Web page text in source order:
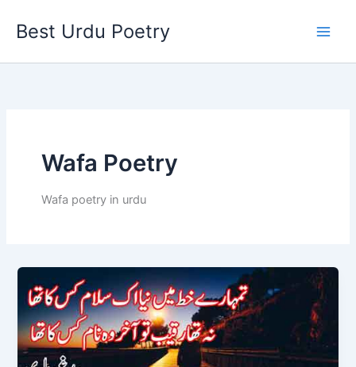
Best Urdu Poetry
Wafa Poetry
Wafa poetry in urdu